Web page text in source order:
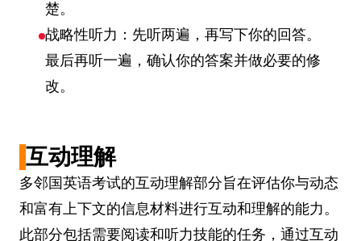
楚。
战略性听力：先听两遍，再写下你的回答。
最后再听一遍，确认你的答案并做必要的修
改。
互动理解
多邻国英语考试的互动理解部分旨在评估你与动态
和富有上下文的信息材料进行互动和理解的能力。
此部分包括需要阅读和听力技能的任务，通过互动